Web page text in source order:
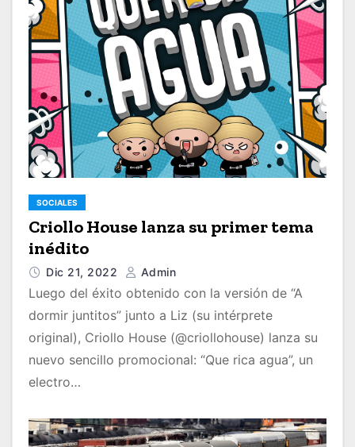
SOCIALES
Criollo House lanza su primer tema
inédito
Dic 21, 2022 Admin
Luego del éxito obtenido con la versión de “A
dormir juntitos” junto a Liz (su intérprete
original), Criollo House (@criollohouse) lanza su
nuevo sencillo promocional: “Que rica agua”, un
electro…